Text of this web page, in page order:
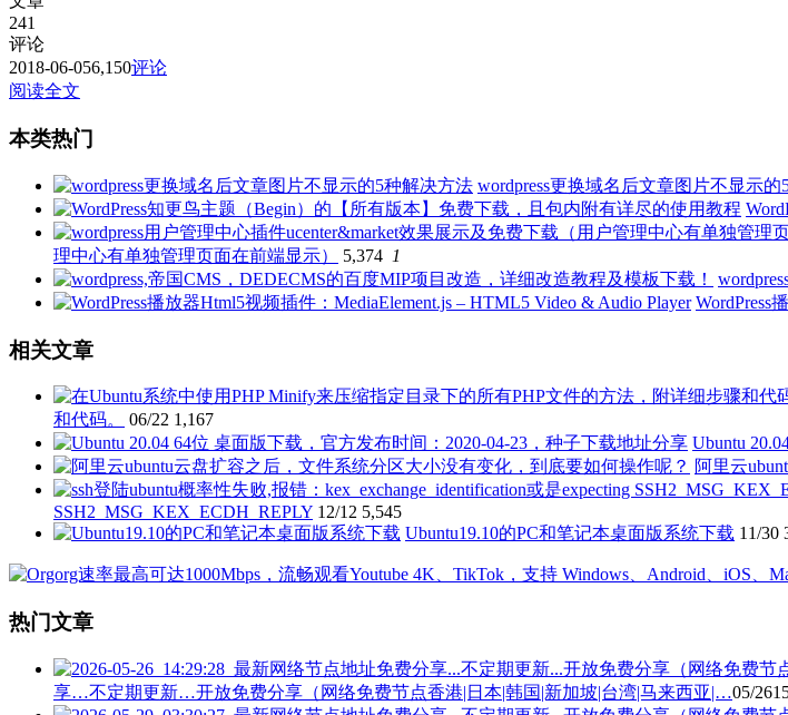
241
评论
2018-06-056,150评论
阅读全文
本类热门
wordpress更换域名后文章图片不显示的
理中心有单独管理页面在前端显示）
5,374 1
WordPress
相关文章
和代码。
06/22 1,167
Ubuntu
阿里云
SSH2_MSG_KEX_ECDH_REPLY 12/12 5,545
Ubuntu19.10的PC和笔记本桌面版系统下载 11/30
热门文章
享…不定期更新…开放免费分享（网络免费节点香港|日本|韩国|新加坡|台湾|马来西亚|…05/26